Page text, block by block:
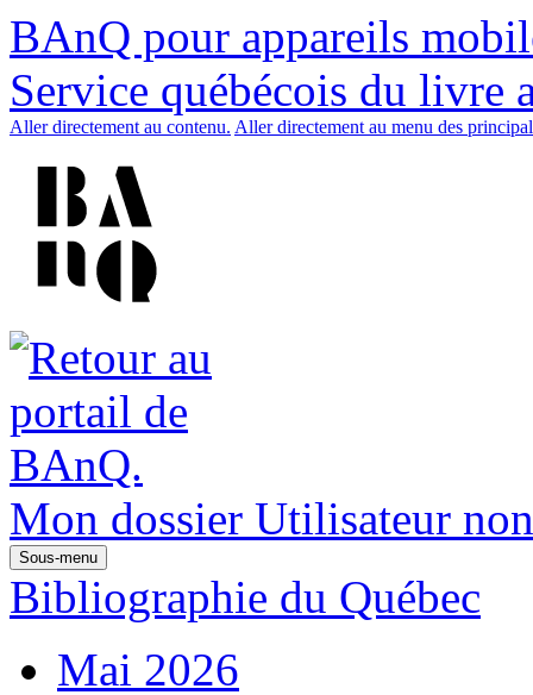
BAnQ pour appareils
Service québécois du livre
Aller directement au contenu. Aller directement au menu des
Mon dossier Utilisateur
Sous-menu
Bibliographie du Québec
Mai 2026